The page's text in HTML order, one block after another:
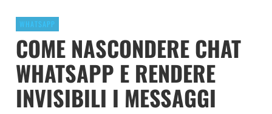
WHATSAPP
COME NASCONDERE CHAT
WHATSAPP E RENDERE
INVISIBILI I MESSAGGI